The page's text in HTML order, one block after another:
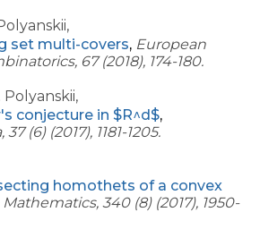
set multi-covers, European
67 (2018), 174-180.
Polyanskii,
conjecture in $R^d$,
(6) (2017), 1181-1205.
homothets of a convex
340 (8) (2017), 1950-